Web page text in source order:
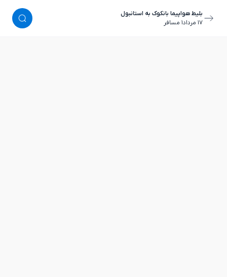
بلیط هواپیما بانکوک به استانبول
١٧ مرداد
١ مسافر